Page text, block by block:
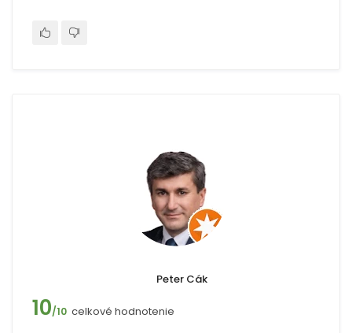
Peter Cák
10/10 celkové hodnotenie